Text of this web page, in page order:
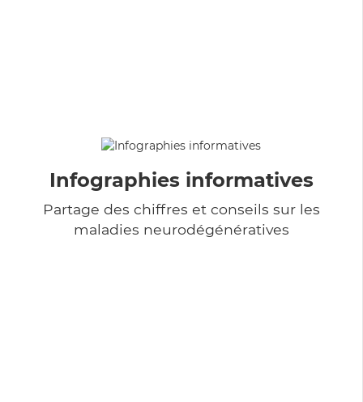
Infographies informatives
Partage des chiffres et conseils sur les
maladies neurodégénératives